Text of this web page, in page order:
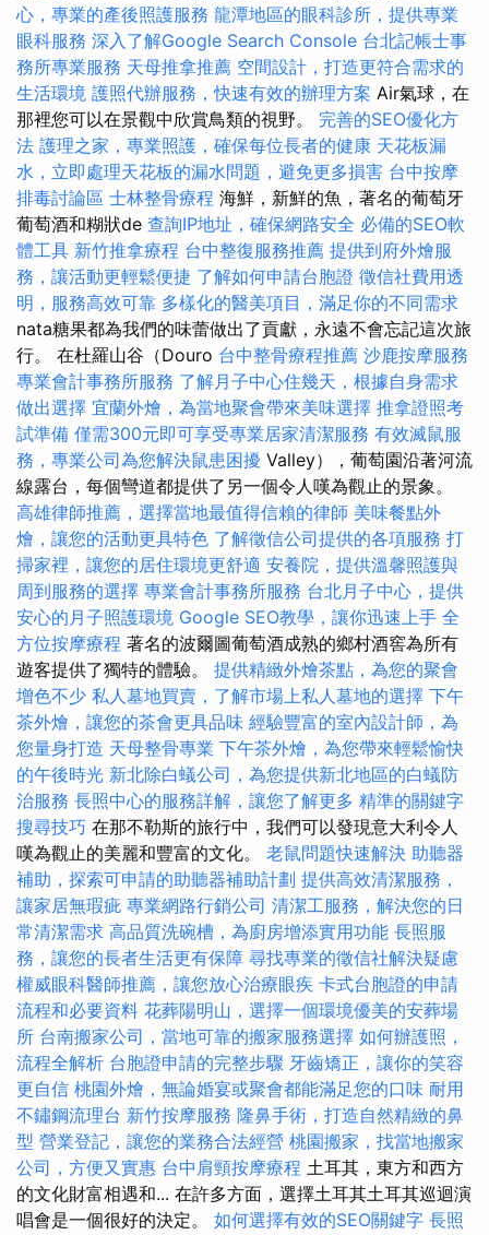
心，專業的產後照護服務 龍潭地區的眼科診所，提供專業
眼科服務 深入了解Google Search Console 台北記帳士事
務所專業服務 天母推拿推薦 空間設計，打造更符合需求的
生活環境 護照代辦服務，快速有效的辦理方案 Air氣球，在
那裡您可以在景觀中欣賞鳥類的視野。 完善的SEO優化方
法 護理之家，專業照護，確保每位長者的健康 天花板漏
水，立即處理天花板的漏水問題，避免更多損害 台中按摩
排毒討論區 士林整骨療程 海鮮，新鮮的魚，著名的葡萄牙
葡萄酒和糊狀de 查詢IP地址，確保網路安全 必備的SEO軟
體工具 新竹推拿療程 台中整復服務推薦 提供到府外燴服
務，讓活動更輕鬆便捷 了解如何申請台胞證 徵信社費用透
明，服務高效可靠 多樣化的醫美項目，滿足你的不同需求
nata糖果都為我們的味蕾做出了貢獻，永遠不會忘記這次旅
行。 在杜羅山谷（Douro 台中整骨療程推薦 沙鹿按摩服務
專業會計事務所服務 了解月子中心住幾天，根據自身需求
做出選擇 宜蘭外燴，為當地聚會帶來美味選擇 推拿證照考
試準備 僅需300元即可享受專業居家清潔服務 有效滅鼠服
務，專業公司為您解決鼠患困擾 Valley），葡萄園沿著河流
線露台，每個彎道都提供了另​​一個令人嘆為觀止的景象。
高雄律師推薦，選擇當地最值得信賴的律師 美味餐點外
燴，讓您的活動更具特色 了解徵信公司提供的各項服務 打
掃家裡，讓您的居住環境更舒適 安養院，提供溫馨照護與
周到服務的選擇 專業會計事務所服務 台北月子中心，提供
安心的月子照護環境 Google SEO教學，讓你迅速上手 全
方位按摩療程 著名的波爾圖葡萄酒成熟的鄉村酒窖為所有
遊客提供了獨特的體驗。 提供精緻外燴茶點，為您的聚會
增色不少 私人墓地買賣，了解市場上私人墓地的選擇 下午
茶外燴，讓您的茶會更具品味 經驗豐富的室內設計師，為
您量身打造 天母整骨專業 下午茶外燴，為您帶來輕鬆愉快
的午後時光 新北除白蟻公司，為您提供新北地區的白蟻防
治服務 長照中心的服務詳解，讓您了解更多 精準的關鍵字
搜尋技巧 在那不勒斯的旅行中，我們可以發現意大利令人
嘆為觀止的美麗和豐富的文化。 老鼠問題快速解決 助聽器
補助，探索可申請的助聽器補助計劃 提供高效清潔服務，
讓家居無瑕疵 專業網路行銷公司 清潔工服務，解決您的日
常清潔需求 高品質洗碗槽，為廚房增添實用功能 長照服
務，讓您的長者生活更有保障 尋找專業的徵信社解決疑慮
權威眼科醫師推薦，讓您放心治療眼疾 卡式台胞證的申請
流程和必要資料 花葬陽明山，選擇一個環境優美的安葬場
所 台南搬家公司，當地可靠的搬家服務選擇 如何辦護照，
流程全解析 台胞證申請的完整步驟 牙齒矯正，讓你的笑容
更自信 桃園外燴，無論婚宴或聚會都能滿足您的口味 耐用
不鏽鋼流理台 新竹按摩服務 隆鼻手術，打造自然精緻的鼻
型 營業登記，讓您的業務合法經營 桃園搬家，找當地搬家
公司，方便又實惠 台中肩頸按摩療程 土耳其，東方和西方
的文化財富相遇和... 在許多方面，選擇土耳其土耳其巡迴演
唱會是一個很好的決定。 如何選擇有效的SEO關鍵字 長照